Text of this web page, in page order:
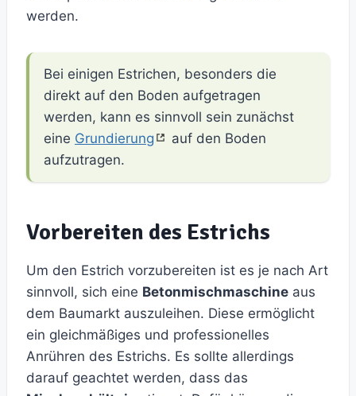
werden.
Bei einigen Estrichen, besonders die
direkt auf den Boden aufgetragen
werden, kann es sinnvoll sein zunächst
eine Grundierung
auf den Boden
aufzutragen.
Vorbereiten des Estrichs
Um den Estrich vorzubereiten ist es je nach Art
sinnvoll, sich eine Betonmischmaschine aus
dem Baumarkt auszuleihen. Diese ermöglicht
ein gleichmäßiges und professionelles
Anrühren des Estrichs. Es sollte allerdings
darauf geachtet werden, dass das